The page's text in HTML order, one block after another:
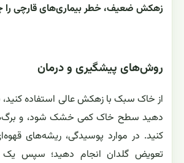
زهکش ضعیف، خطر بیماری‌های قارچی را
روش‌های پیشگیری و درمان
از خاک سبک با زهکش عالی استفاده کنید،
دهید سطح خاک کمی خشک شود، و
کنید. در موارد پوسیدگی، ریشه‌های
تعویض گلدان انجام دهید؛ سپس